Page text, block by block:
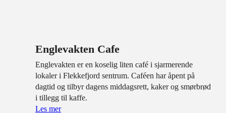
Englevakten Cafe
Englevakten er en koselig liten café i sjarmerende
lokaler i Flekkefjord sentrum. Caféen har åpent på
dagtid og tilbyr dagens middagsrett, kaker og smørbrød
i tillegg til kaffe.
Les mer